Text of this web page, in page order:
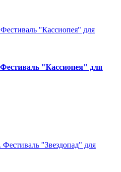
"Кассиопея" для